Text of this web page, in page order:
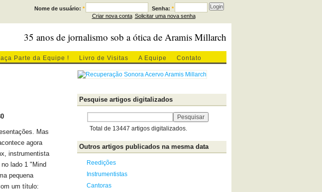
Nome de usuário: * Senha: *
Criar nova conta Solicitar uma nova senha
35 anos de jornalismo sob a ótica de Aramis Millarch
Parte da Equipe ! Livro de Visitas A Equipe Contato
Pesquise artigos digitalizados
Total de 13447 artigos digitalizados.
Outros artigos publicados na mesma data
Reedições
Instrumentistas
Cantoras
Mas
agora
instrumentista
lado 1 "Mind
pequena
um título: